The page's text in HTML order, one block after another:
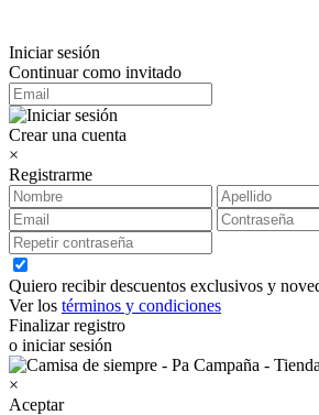
Iniciar sesión
Continuar como invitado
Crear una cuenta
×
Registrarme
Quiero recibir descuentos exclusivos y
Ver los términos y condiciones
Finalizar registro
o iniciar sesión
×
Aceptar